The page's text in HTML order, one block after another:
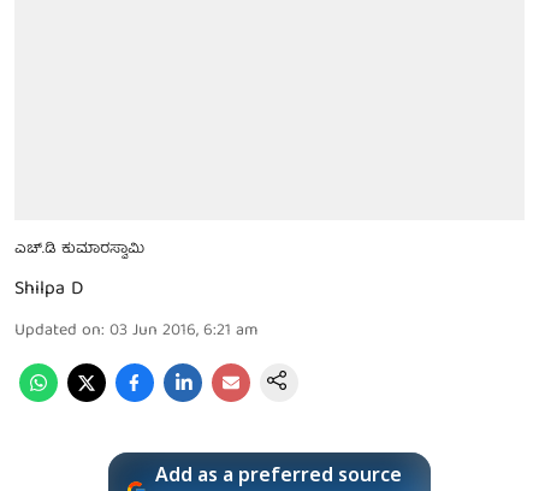
ಎಚ್.ಡಿ ಕುಮಾರಸ್ವಾಮಿ
Shilpa D
Updated on: 03 Jun 2016, 6:21 am
Add as a preferred source